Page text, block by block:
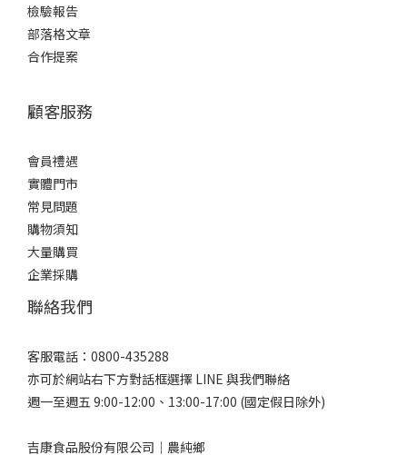
檢驗報告
部落格文章
合作提案
顧客服務
會員禮遇
實體門市
常見問題
購物須知
大量購買
企業採購
聯絡我們
客服電話：0800-435288
亦可於網站右下方對話框選擇 LINE 與我們聯絡
週一至週五 9:00-12:00、13:00-17:00 (國定假日除外)
吉康食品股份有限公司｜農純鄉